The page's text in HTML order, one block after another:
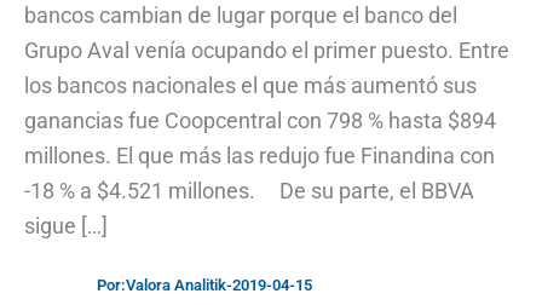
bancos cambian de lugar porque el banco del
Grupo Aval venía ocupando el primer puesto. Entre
los bancos nacionales el que más aumentó sus
ganancias fue Coopcentral con 798 % hasta $894
millones. El que más las redujo fue Finandina con
-18 % a $4.521 millones. De su parte, el BBVA
sigue […]
Por:Valora Analitik-2019-04-15